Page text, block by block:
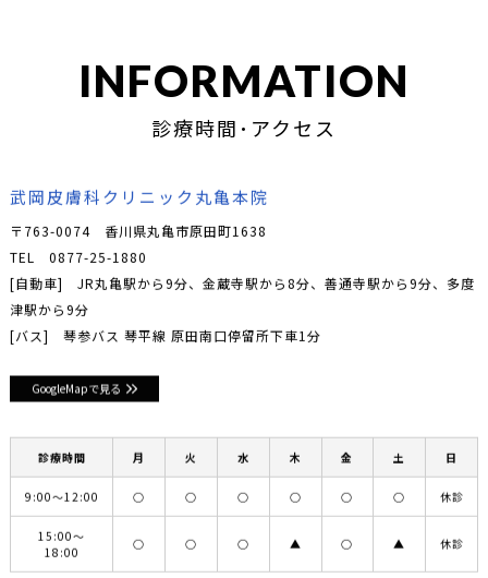
INFORMATION
診療時間･アクセス
武岡皮膚科クリニック丸亀本院
〒763-0074 香川県丸亀市原田町1638
TEL 0877-25-1880
[自動車] JR丸亀駅から9分、金蔵寺駅から8分、善通寺駅から9分、多度
津駅から9分
[バス] 琴参バス 琴平線 原田南口停留所下車1分
GoogleMapで見る
診療時間 月 火 水 木 金 土 日
9:00〜12:00 ○ ○ ○ ○ ○ ○ 休診
15:00〜
18:00
○ ○ ○ ▲ ○ ▲ 休診